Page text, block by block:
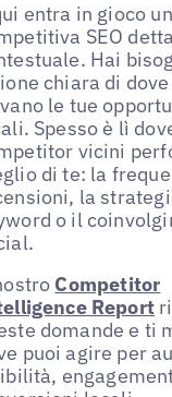
entra in gioco
SEO
Hai
chiara di dove
le tue
Spesso è lì
vicini
di te: la
la
o il
Competitor
Report
domande e ti
puoi agire per